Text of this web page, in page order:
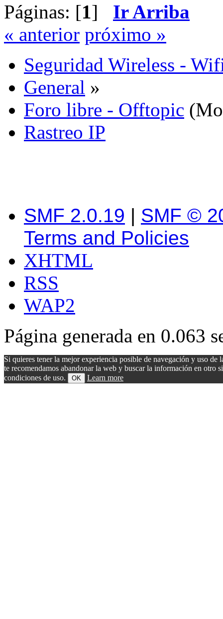
Páginas: [1] Ir Arriba
« anterior próximo »
Seguridad Wireless -
General »
Foro libre - Offtopic
Rastreo IP
SMF 2.0.19 | SMF ©
Terms and Policies
XHTML
RSS
WAP2
Página generada en 0.063
Si quieres tener la mejor experiencia posible de navegación y uso
te recomendamos abandonar la web y buscar la información en otro
condiciones de uso.
OK Learn more